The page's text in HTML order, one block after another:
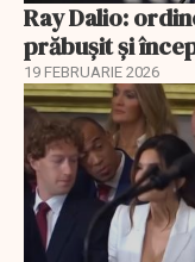
Ray Dalio:
prăbușit și
19 FEBRUARIE 2026